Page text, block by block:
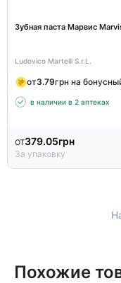
Зубная паста Марвис
Ludovico Martelli S.r.L.
от3.79грн на
в наличии в 2 аптеках
от379.05грн
За упаковку
Похожие